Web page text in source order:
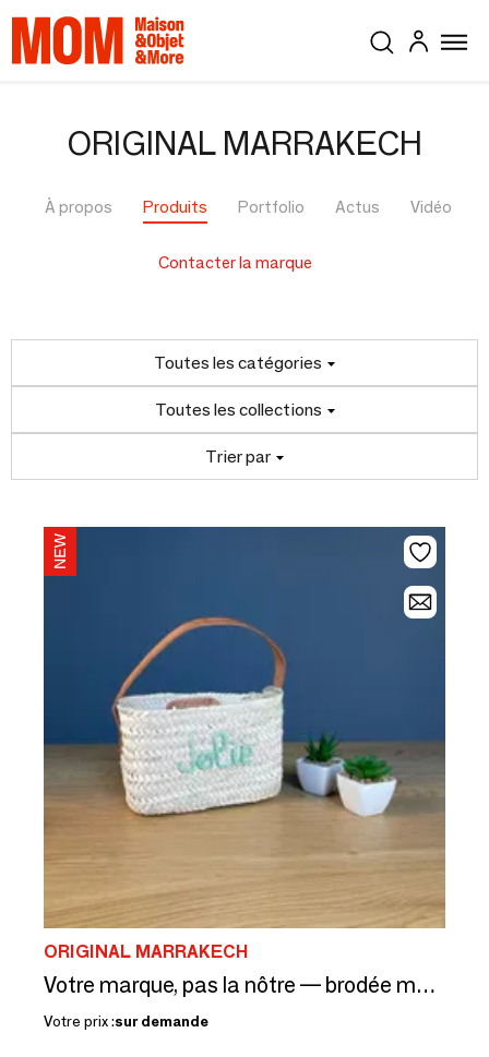
ORIGINAL MARRAKECH
À propos Produits Portfolio Actus Vidéo
Contacter la marque
Toutes les catégories
Toutes les collections
Trier par
ORIGINAL MARRAKECH
Votre marque, pas la nôtre — brodée main dans vos couleurs
Votre prix :sur demande